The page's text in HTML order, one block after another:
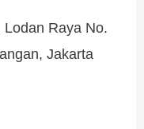
Lodan Raya No.
Jakarta